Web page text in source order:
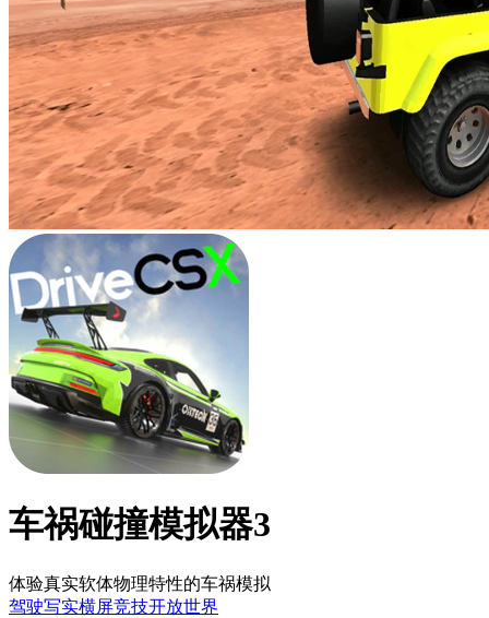
车祸碰撞模拟器3
体验真实软体物理特性的车祸模拟
驾驶写实横屏竞技开放世界